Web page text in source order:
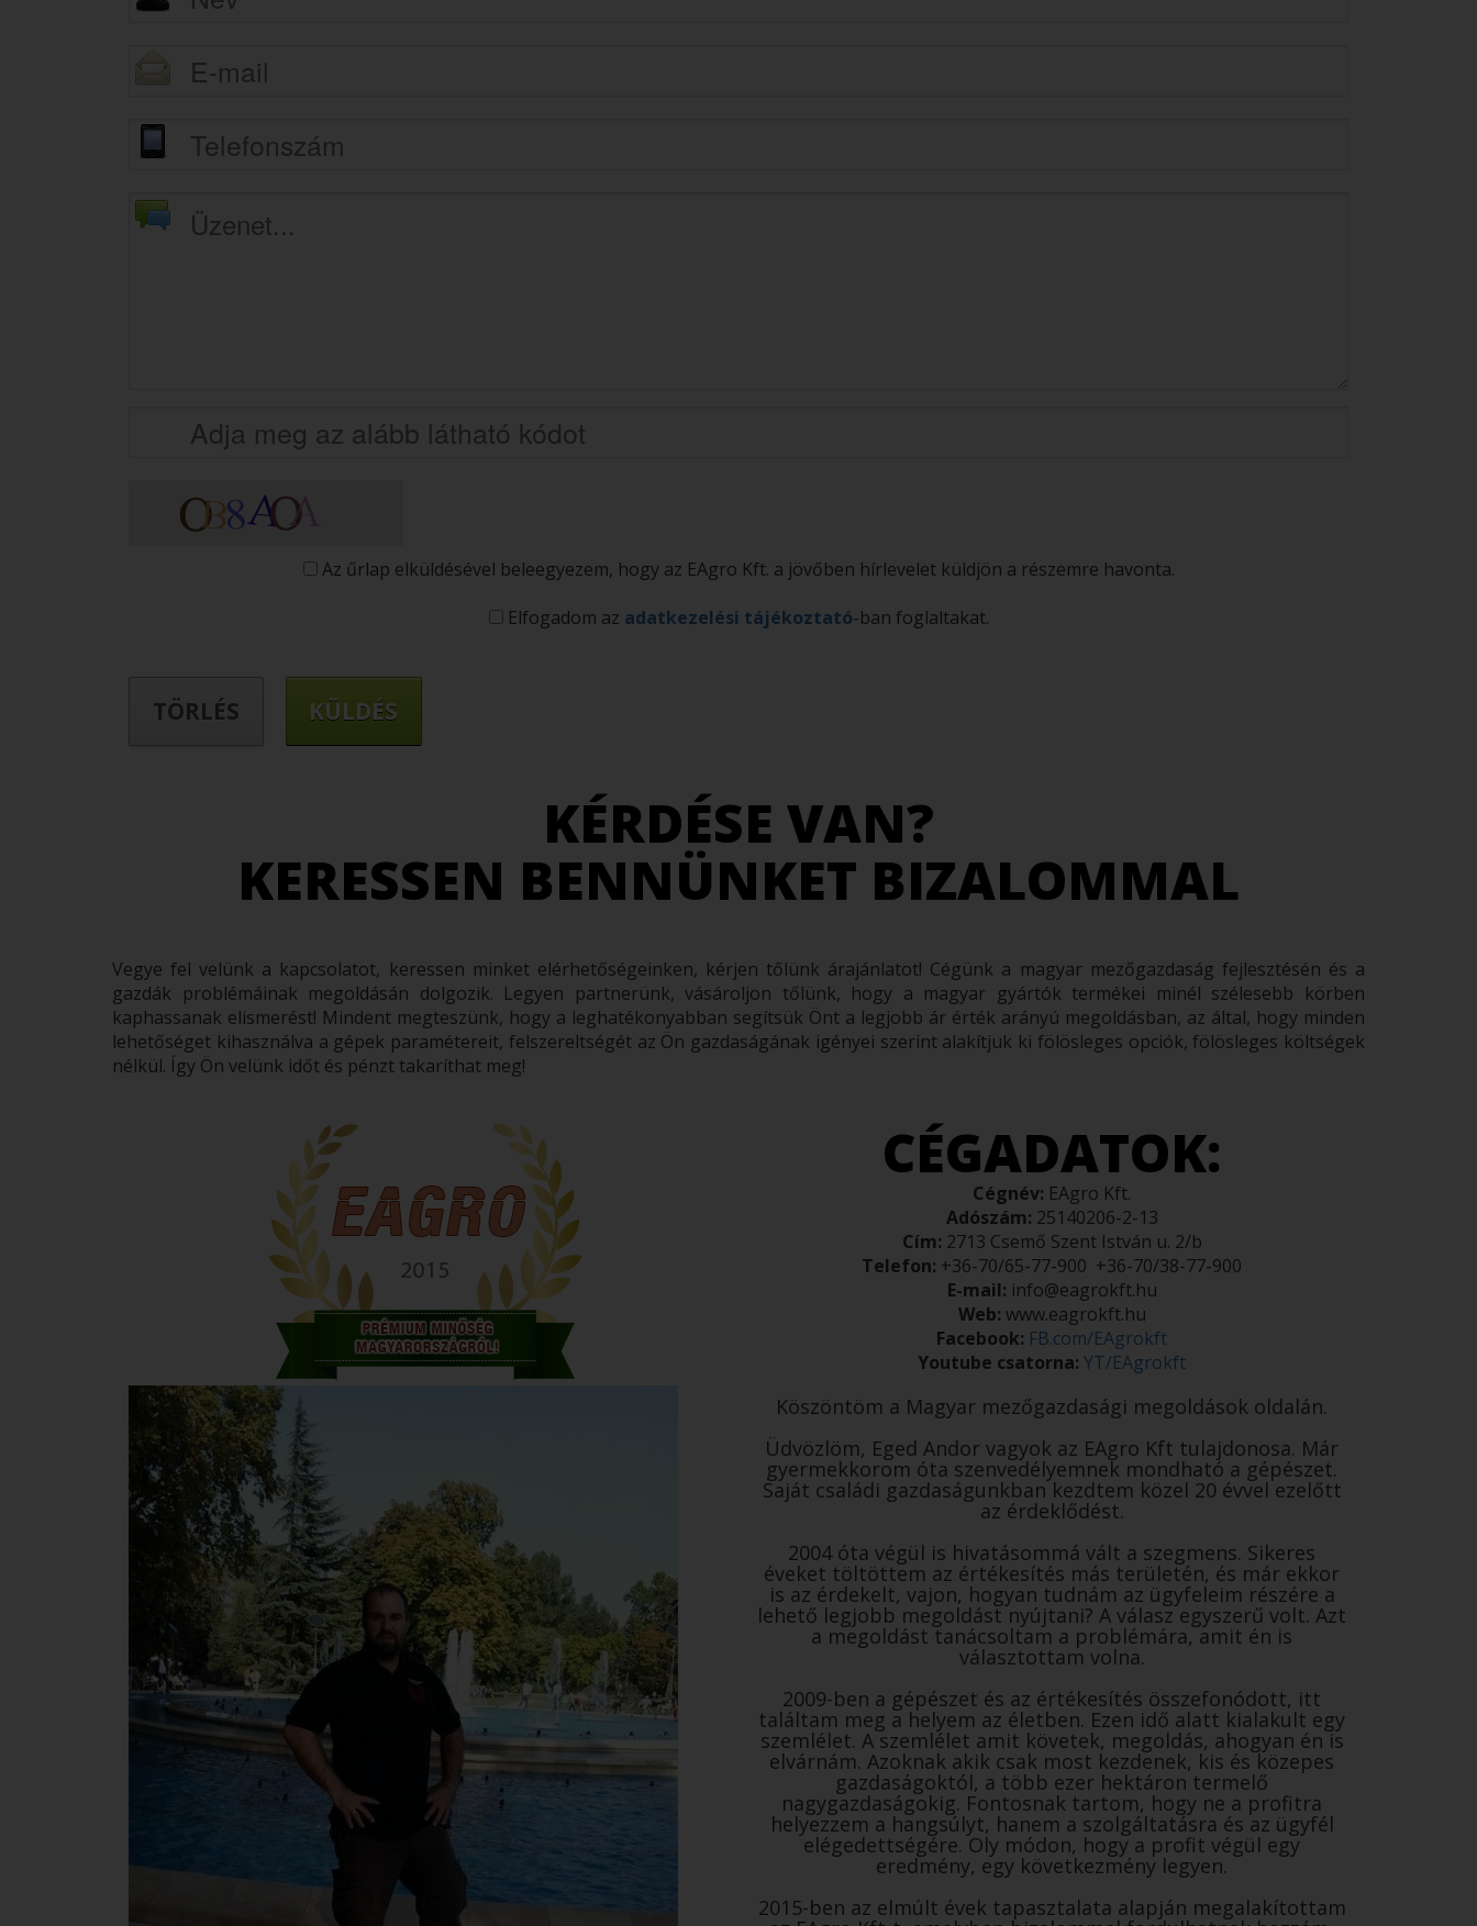
Az űrlap elküldésével beleegyezem, hogy az EAgro Kft. a jövőben hírlevelet küldjön a részemre havonta.
Elfogadom az adatkezelési tájékoztató-ban foglaltakat.
KÉRDÉSE VAN?
KERESSEN BENNÜNKET BIZALOMMAL
Vegye fel velünk a kapcsolatot, keressen minket elérhetőségeinken, kérjen tőlünk árajánlatot! Cégünk a magyar mezőgazdaság fejlesztésén és a
gazdák problémáinak megoldásán dolgozik. Legyen partnerünk, vásároljon tőlünk, hogy a magyar gyártók termékei minél szélesebb körben
kaphassanak elismerést! Mindent megteszünk, hogy a leghatékonyabban segítsük Önt a legjobb ár érték arányú megoldásban, az által, hogy minden
lehetőséget kihasználva a gépek paramétereit, felszereltségét az Ön gazdaságának igényei szerint alakítjuk ki fölösleges opciók, fölösleges költségek
nélkül. Így Ön velünk időt és pénzt takaríthat meg!
CÉGADATOK:
Cégnév: EAgro Kft.
Adószám: 25140206-2-13
Cím: 2713 Csemő Szent István u. 2/b
Telefon: +36-70/65-77-900 +36-70/38-77-900
E-mail: info@eagrokft.hu
Web: www.eagrokft.hu
Facebook: FB.com/EAgrokft
Youtube csatorna: YT/EAgrokft
Köszöntöm a Magyar mezőgazdasági megoldások oldalán.
Üdvözlöm, Eged Andor vagyok az EAgro Kft tulajdonosa. Már
gyermekkorom óta szenvedélyemnek mondható a gépészet.
Saját családi gazdaságunkban kezdtem közel 20 évvel ezelőtt
az érdeklődést.
2004 óta végül is hivatásommá vált a szegmens. Sikeres
éveket töltöttem az értékesítés más területén, és már ekkor
is az érdekelt, vajon, hogyan tudnám az ügyfeleim részére a
lehető legjobb megoldást nyújtani? A válasz egyszerű volt. Azt
a megoldást tanácsoltam a problémára, amit én is
választottam volna.
2009-ben a gépészet és az értékesítés összefonódott, itt
találtam meg a helyem az életben. Ezen idő alatt kialakult egy
szemlélet. A szemlélet amit követek, megoldás, ahogyan én is
elvárnám. Azoknak akik csak most kezdenek, kis és közepes
gazdaságoktól, a több ezer hektáron termelő
nagygazdaságokig. Fontosnak tartom, hogy ne a profitra
helyezzem a hangsúlyt, hanem a szolgáltatásra és az ügyfél
elégedettségére. Oly módon, hogy a profit végül egy
eredmény, egy következmény legyen.
2015-ben az elmúlt évek tapasztalata alapján megalakítottam